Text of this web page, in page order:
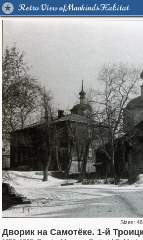
Retro View of Mankind's Habitat
Sizes:
Дворик на Самотёке. 1-й
1,406,683 29,243
319,864 8,286
160,010 5,916 10,185